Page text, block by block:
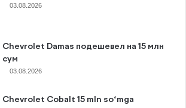
03.08.2026
Chevrolet Damas подешевел на 15 млн
сум
03.08.2026
Chevrolet Cobalt 15 mln so‘mga